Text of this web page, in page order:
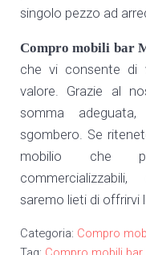
singolo pezzo ad
Compro mobili bar
che vi consente di
valore. Grazie al
somma
sgombero. Se
mobilio che
saremo lieti di offrirvi
Categoria: Compro